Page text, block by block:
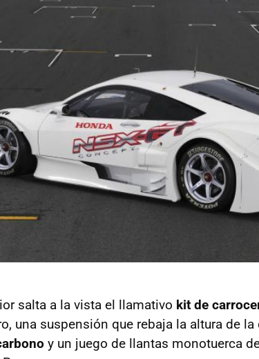
salta a la vista el llamativo kit de
una suspensión que rebaja la altura de
y un juego de llantas monotuerca